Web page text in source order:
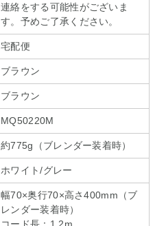
連絡をする可能性がございま
す。予めご了承ください。
宅配便
ブラウン
ブラウン
MQ50220M
約775g（ブレンダー装着時）
ホワイト/グレー
幅70×奥行70×高さ400mm（ブ
レンダー装着時）
コード長：1.2m